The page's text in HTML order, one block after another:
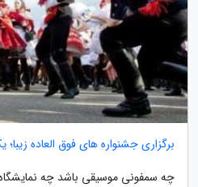
برگزاری جشنواره های فوق العاده
چه سمفونی موسیقی باشد چه